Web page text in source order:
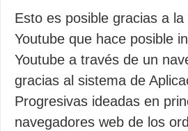
Esto es posible gracias a
Youtube que hace posible
Youtube a través de un
gracias al sistema de
Progresivas ideadas en
navegadores web de los